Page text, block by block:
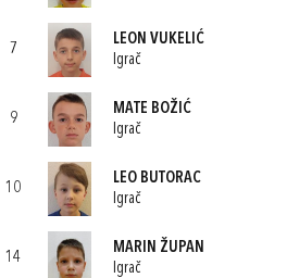
7
LEON VUKELIĆ
Igrač
9
MATE BOŽIĆ
Igrač
10
LEO BUTORAC
Igrač
14
MARIN ŽUPAN
Igrač